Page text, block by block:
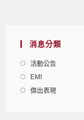
消息分類
活動公告
EMI
傑出表現